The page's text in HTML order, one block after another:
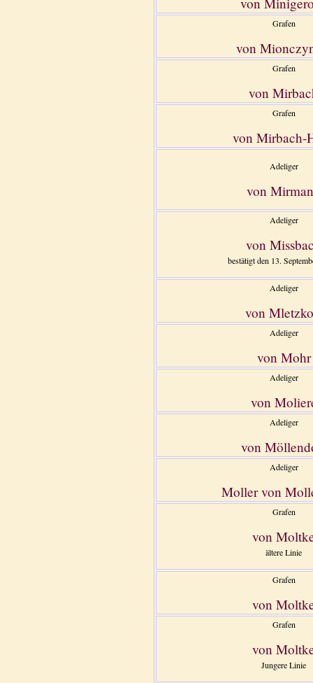
Grafen
von
Grafen
von
Grafen
von Mirbach-
Adeliger
von
Adeliger
von
bestätigt den 13.
Adeliger
von
Adeliger
von Mohr
Adeliger
von
Adeliger
von
Adeliger
Moller von
Grafen
von
ältere Linie
Grafen
von
Grafen
von
Jungere Linie